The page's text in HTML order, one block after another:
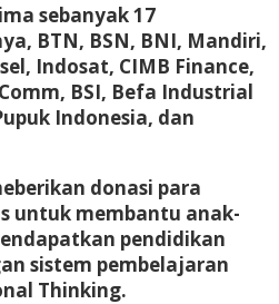
sebanyak 17
BTN, BSN, BNI, Mandiri,
Indosat, CIMB Finance,
BSI, Befa Industrial
Indonesia, dan
donasi para
untuk membantu anak-
pendidikan
sistem pembelajaran
Thinking.